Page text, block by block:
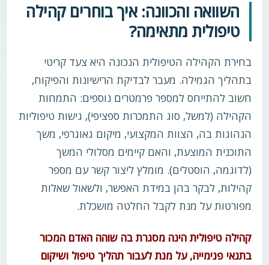
השוואה והכוונה: איך בוחרים קהילה
טיפולית מתאימה?
בחירת הקהילה הטיפולית הנכונה היא צעד קריטי
בתהליך הגמילה. מעבר לבדיקת הרישיונות והפיקוח,
חשוב להתייחס למספר פרמטרים נוספים: התמחות
הקהילה (למשל, סוג התמכרות ספציפי), גישות טיפוליות
הנהוגות בה, הצוות המקצועי, מיקום גאוגרפי, משך
התוכנית המוצעת, והאם קיימים מסלולי המשך
(לדוגמה, הוסטלים). מומלץ ליצור קשר עם מספר
קהילות, לבקר בהן במידת האפשר, ולשאול שאלות
מפורטות על מנת לקבל החלטה מושכלת.
קהילה טיפולית הינה מסגרת בה שוהה האדם המכור
בתנאי פנימייה, על מנת לעבור תהליך טיפול ושיקום